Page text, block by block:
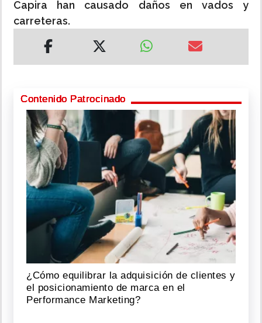
Capira han causado daños en vados y
carreteras.
Contenido Patrocinado
¿Cómo equilibrar la adquisición de clientes y
el posicionamiento de marca en el
Performance Marketing?